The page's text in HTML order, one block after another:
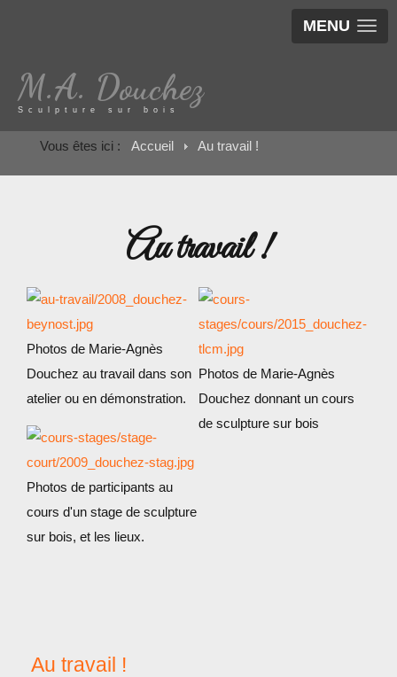
MENU
M.A. Douchez
Sculpture sur bois
Vous êtes ici : Accueil Au travail !
Au travail !
Photos de Marie-Agnès
Douchez au travail dans son
atelier ou en démonstration.
Au Travail
Photos de Marie-Agnès
Douchez donnant un cours
de sculpture sur bois
Photos de participants au
cours d'un stage de sculpture
sur bois, et les lieux.
Au travail !